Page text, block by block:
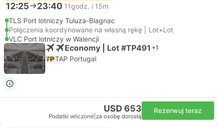
12:25 23:40 11godz. i 15m
TLS Port lotniczy Tuluza-Blagnac
Połączenia koordynowane na własną rękę | Lot+Lot
VLC Port lotniczy w Walencji
Economy | Lot #TP491 +1
TAP Portugal
USD 653
Podatki wliczone za osobę dorosłą
Rezerwuj teraz